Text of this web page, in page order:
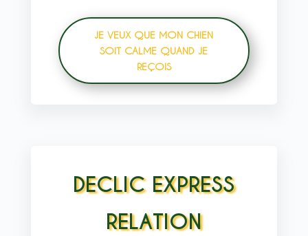
JE VEUX QUE MON CHIEN
SOIT CALME QUAND JE
REÇOIS
DECLIC EXPRESS
RELATION